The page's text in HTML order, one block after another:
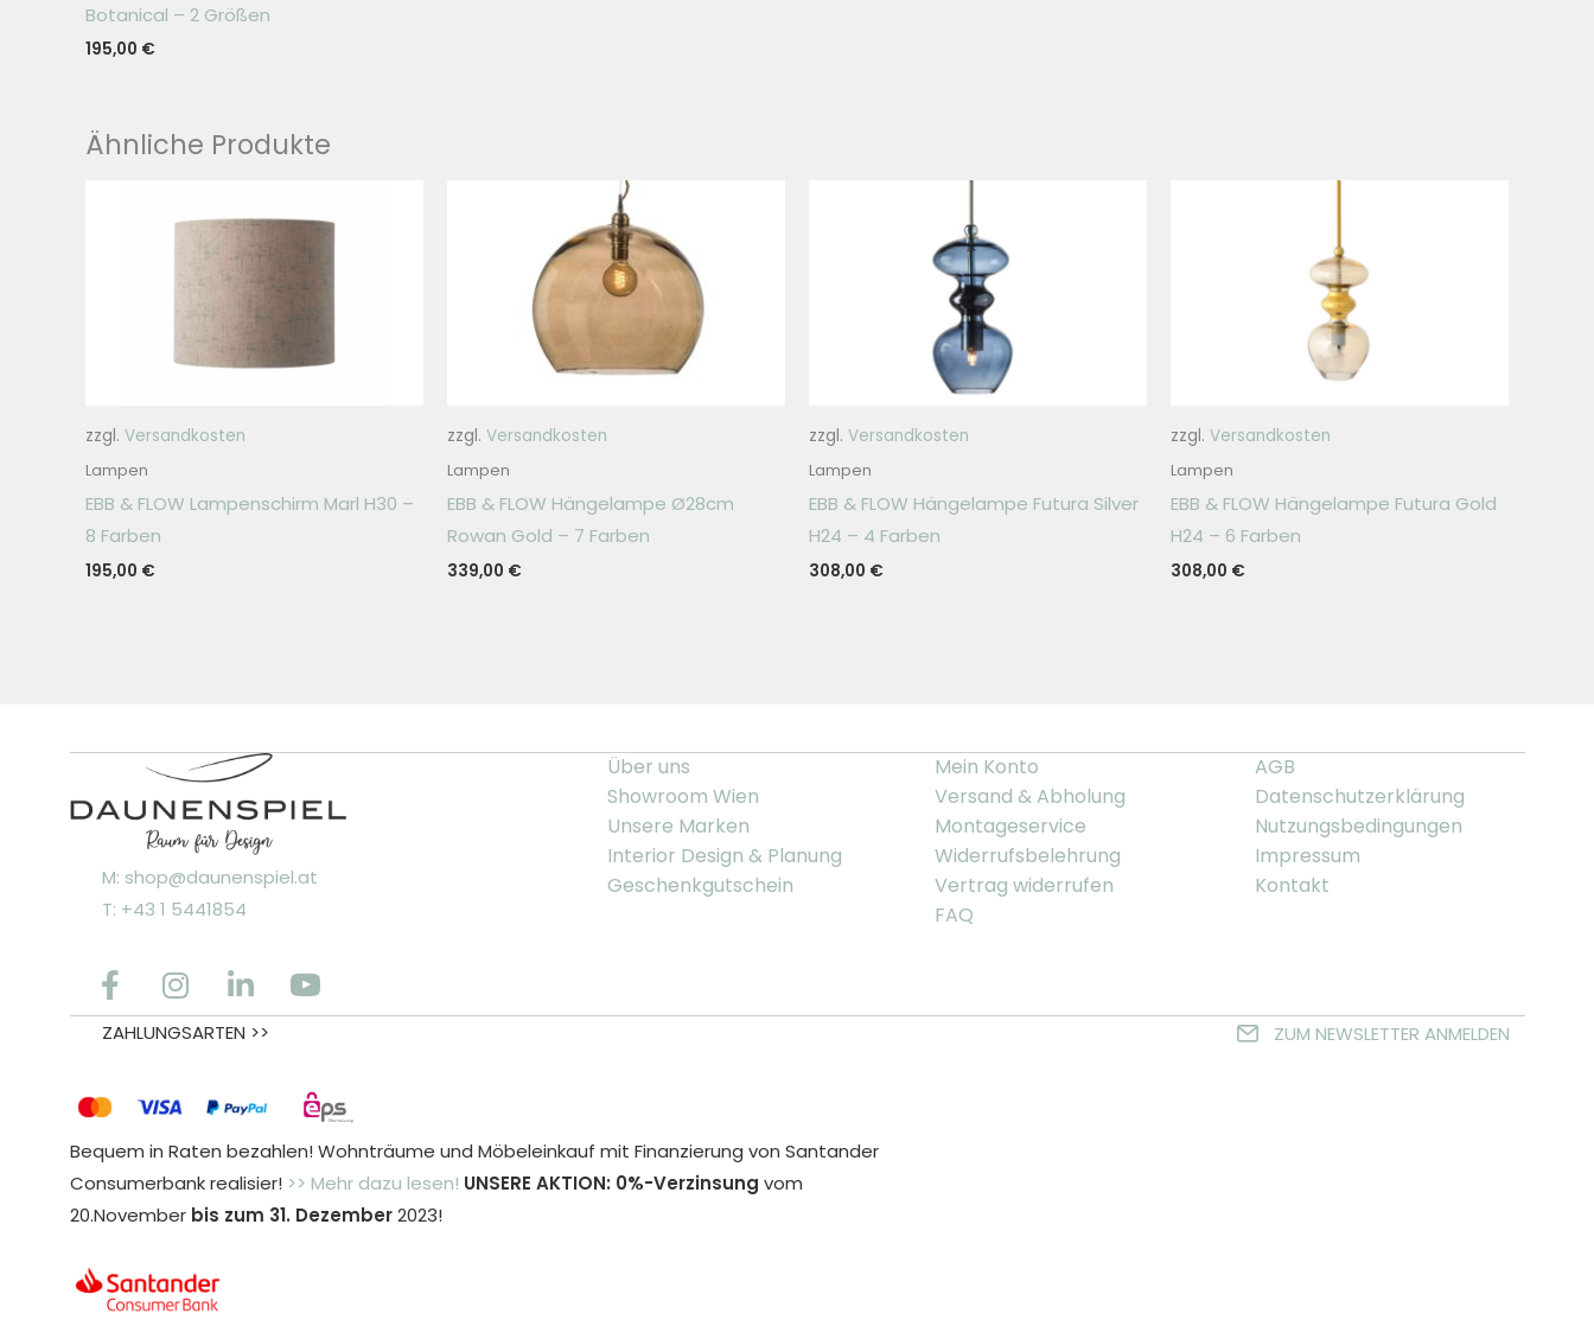
Botanical – 2 Größen
195,00 €
Ähnliche Produkte
zzgl. Versandkosten
Lampen
EBB & FLOW Lampenschirm Marl H30 –
8 Farben
195,00 €
zzgl. Versandkosten
Lampen
EBB & FLOW Hängelampe Ø28cm
Rowan Gold – 7 Farben
339,00 €
zzgl. Versandkosten
Lampen
EBB & FLOW Hängelampe Futura Silver
H24 – 4 Farben
308,00 €
zzgl. Versandkosten
Lampen
EBB & FLOW Hängelampe Futura Gold
H24 – 6 Farben
308,00 €
M: shop@daunenspiel.at
T: +43 1 5441854
Über uns
Showroom Wien
Unsere Marken
Interior Design & Planung
Geschenkgutschein
Mein Konto
Versand & Abholung
Montageservice
Widerrufsbelehrung
Vertrag widerrufen
FAQ
AGB
Datenschutzerklärung
Nutzungsbedingungen
Impressum
Kontakt
ZAHLUNGSARTEN >>
Bequem in Raten bezahlen! Wohnträume und Möbeleinkauf mit Finanzierung von Santander
Consumerbank realisier! >> Mehr dazu lesen! UNSERE AKTION: 0%-Verzinsung vom
20.November bis zum 31. Dezember2023!
ZUM NEWSLETTER ANMELDEN